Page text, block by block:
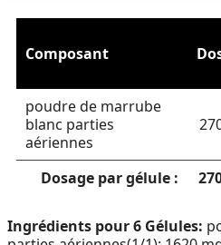
Composant
poudre de marrube
blanc parties
aériennes
Dosage par gélule :
Ingrédients pour 6 Gélules: